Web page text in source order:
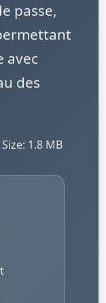
passe,
avec
des
1.8 MB